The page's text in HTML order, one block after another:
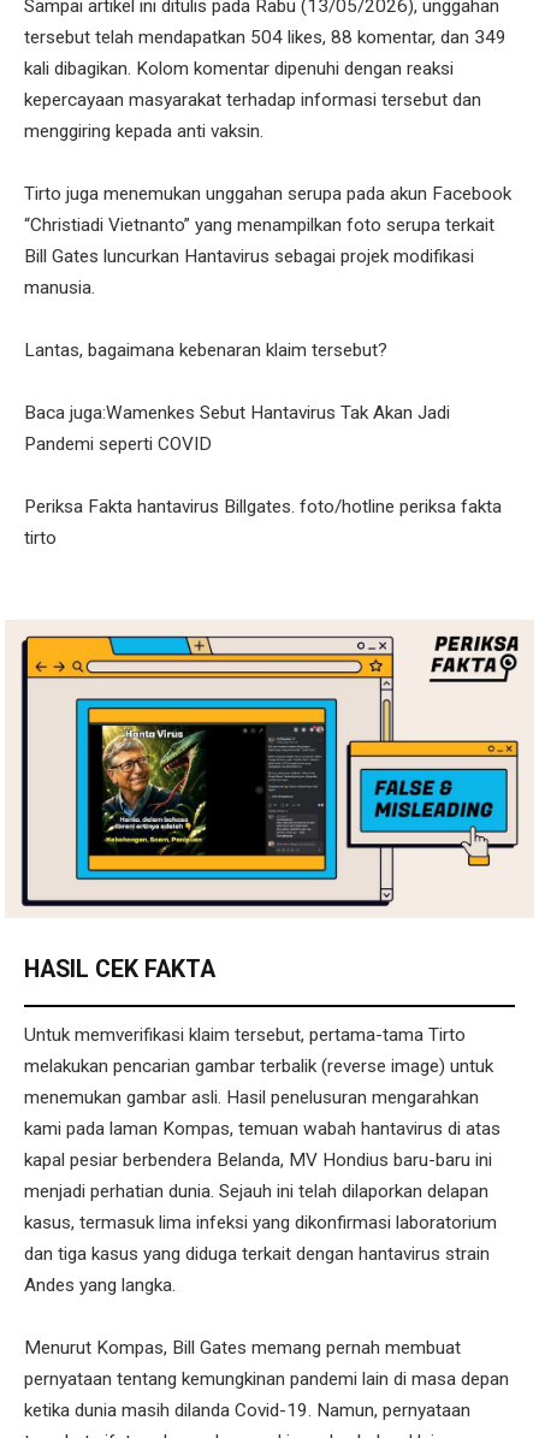
Sampai artikel ini ditulis pada Rabu (13/05/2026), unggahan
tersebut telah mendapatkan 504 likes, 88 komentar, dan 349
kali dibagikan. Kolom komentar dipenuhi dengan reaksi
kepercayaan masyarakat terhadap informasi tersebut dan
menggiring kepada anti vaksin.
Tirto juga menemukan unggahan serupa pada akun Facebook
“Christiadi Vietnanto” yang menampilkan foto serupa terkait
Bill Gates luncurkan Hantavirus sebagai projek modifikasi
manusia.
Lantas, bagaimana kebenaran klaim tersebut?
Baca juga:Wamenkes Sebut Hantavirus Tak Akan Jadi
Pandemi seperti COVID
Periksa Fakta hantavirus Billgates. foto/hotline periksa fakta
tirto
HASIL CEK FAKTA
Untuk memverifikasi klaim tersebut, pertama-tama Tirto
melakukan pencarian gambar terbalik (reverse image) untuk
menemukan gambar asli. Hasil penelusuran mengarahkan
kami pada laman Kompas, temuan wabah hantavirus di atas
kapal pesiar berbendera Belanda, MV Hondius baru-baru ini
menjadi perhatian dunia. Sejauh ini telah dilaporkan delapan
kasus, termasuk lima infeksi yang dikonfirmasi laboratorium
dan tiga kasus yang diduga terkait dengan hantavirus strain
Andes yang langka.
Menurut Kompas, Bill Gates memang pernah membuat
pernyataan tentang kemungkinan pandemi lain di masa depan
ketika dunia masih dilanda Covid-19. Namun, pernyataan